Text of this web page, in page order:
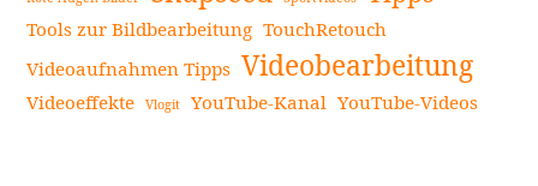
Tools zur Bildbearbeitung TouchRetouch
Videoaufnahmen Tipps Videobearbeitung
Videoeffekte Vlogit YouTube-Kanal YouTube-Videos